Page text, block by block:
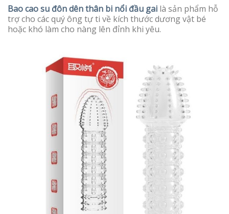
Bao cao su đôn dên thân bi nổi đầu gai là sản phẩm hỗ
trợ cho các quý ông tự ti về kích thước dương vật bé
hoặc khó làm cho nàng lên đỉnh khi yêu.